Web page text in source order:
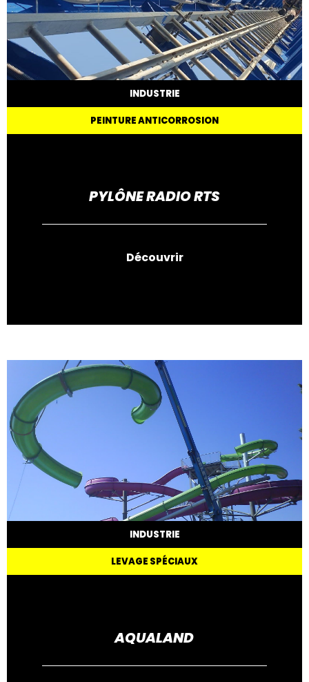
INDUSTRIE
PEINTURE ANTICORROSION
PYLÔNE RADIO RTS
Découvrir
INDUSTRIE
LEVAGE SPÉCIAUX
AQUALAND